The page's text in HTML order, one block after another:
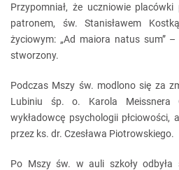
Przypomniał, że uczniowie
patronem, św. Stanisławem
życiowym: „Ad maiora natus sum”
stworzony.
Podczas Mszy św. modlono się za
Lubiniu śp. o. Karola Meissnera
wykładowcę psychologii płciowości,
przez ks. dr. Czesława Piotrowskiego.
Po Mszy św. w auli szkoły odbyła